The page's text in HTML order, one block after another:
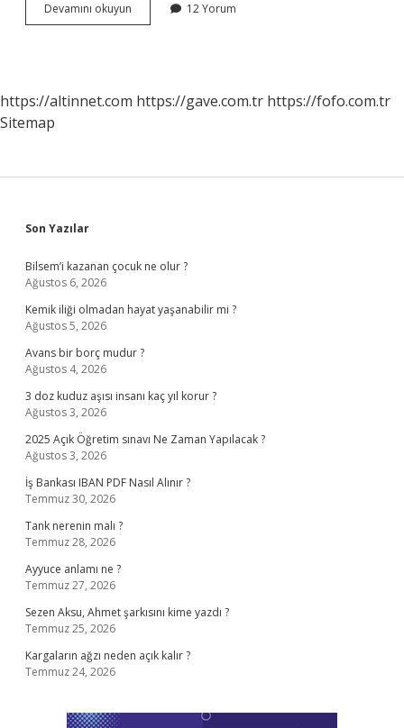
Devamını okuyun
Içine
12 Yorum
https://altinnet.com https://gave.com.tr https://fofo.com.tr
Sitemap
Sidebar
Son Yazılar
Bilsem’i kazanan çocuk ne olur ?
Ağustos 6, 2026
Kemik iliği olmadan hayat yaşanabilir mi ?
Ağustos 5, 2026
Avans bir borç mudur ?
Ağustos 4, 2026
3 doz kuduz aşısı insanı kaç yıl korur ?
Ağustos 3, 2026
2025 Açık Öğretim sınavı Ne Zaman Yapılacak ?
Ağustos 3, 2026
İş Bankası IBAN PDF Nasıl Alınır ?
Temmuz 30, 2026
Tank nerenin malı ?
Temmuz 28, 2026
Ayyuce anlamı ne ?
Temmuz 27, 2026
Sezen Aksu, Ahmet şarkısını kime yazdı ?
Temmuz 25, 2026
Kargaların ağzı neden açık kalır ?
Temmuz 24, 2026